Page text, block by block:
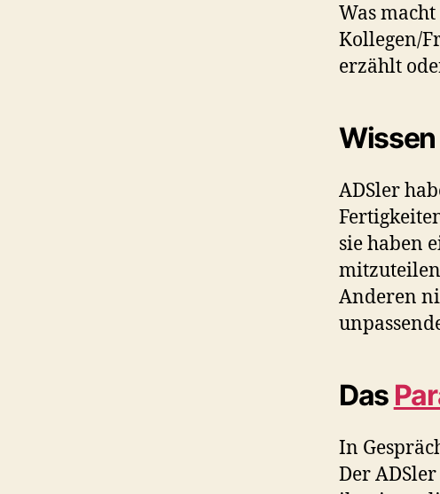
Was macht
Kollegen/
erzählt
ADSler
sie haben
Anderen
Das
In
Der